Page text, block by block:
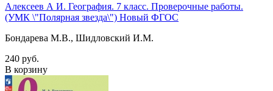
Алексеев А И. География. 7 класс. Проверочные работы.
(УМК \"Полярная звезда\") Новый ФГОС
Бондарева М.В., Шидловский И.М.
240 руб.
В корзину